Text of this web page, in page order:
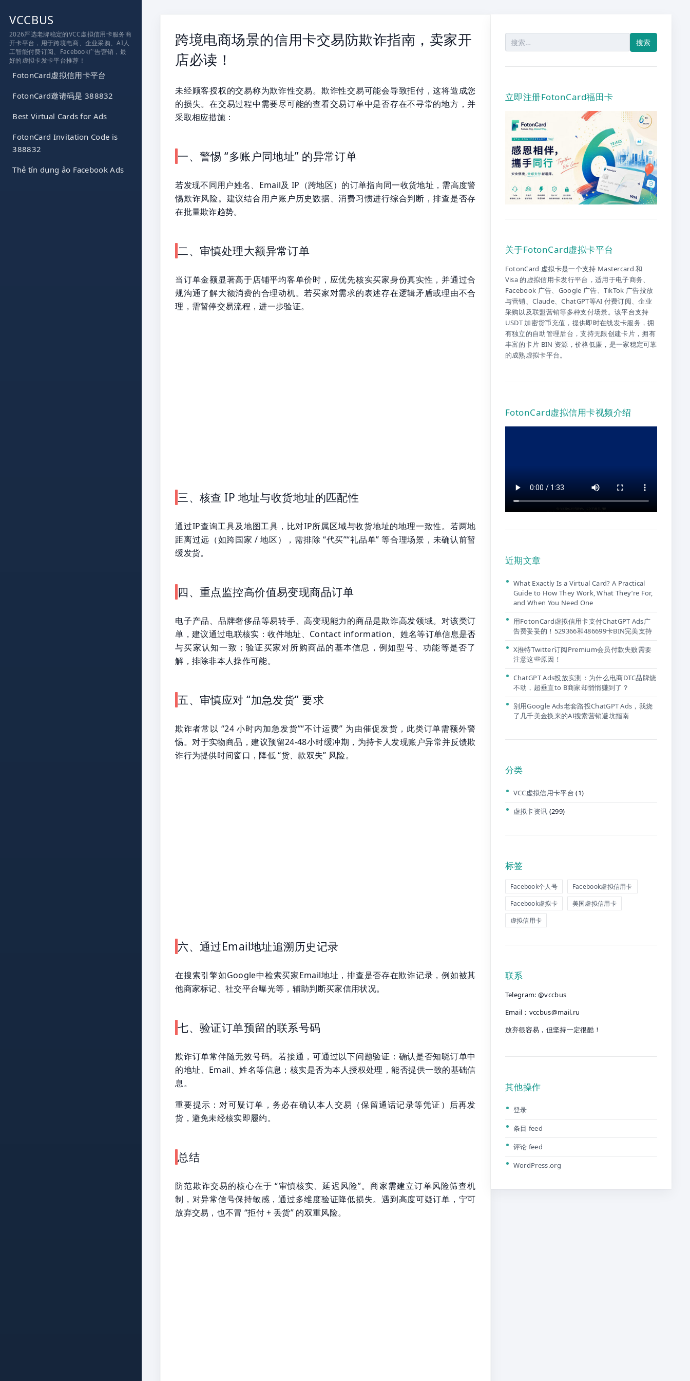
VCCBUS
2026严选老牌稳定的VCC虚拟信用卡服务商
开卡平台，用于跨境电商、企业采购、AI人
工智能付费订阅、Facebook广告营销，最
好的虚拟卡发卡平台推荐！
FotonCard虚拟信用卡平台
FotonCard邀请码是 388832
Best Virtual Cards for Ads
FotonCard Invitation Code is
388832
Thẻ tín dụng ảo Facebook Ads
跨境电商场景的信用卡交易防欺诈指南，卖家开
店必读！
未经顾客授权的交易称为欺诈性交易。欺诈性交易可能会导致拒付，这将造成您
的损失。在交易过程中需要尽可能的查看交易订单中是否存在不寻常的地方，并
采取相应措施：
一、警惕 “多账户同地址” 的异常订单
若发现不同用户姓名、Email及 IP（跨地区）的订单指向同一收货地址，需高度警
惕欺诈风险。建议结合用户账户历史数据、消费习惯进行综合判断，排查是否存
在批量欺诈趋势。
二、审慎处理大额异常订单
当订单金额显著高于店铺平均客单价时，应优先核实买家身份真实性，并通过合
规沟通了解大额消费的合理动机。若买家对需求的表述存在逻辑矛盾或理由不合
理，需暂停交易流程，进一步验证。
三、核查 IP 地址与收货地址的匹配性
通过IP查询工具及地图工具，比对IP所属区域与收货地址的地理一致性。若两地
距离过远（如跨国家 / 地区），需排除 “代买”“礼品单” 等合理场景，未确认前暂
缓发货。
四、重点监控高价值易变现商品订单
电子产品、品牌奢侈品等易转手、高变现能力的商品是欺诈高发领域。对该类订
单，建议通过电联核实：收件地址、Contact information、姓名等订单信息是否
与买家认知一致；验证买家对所购商品的基本信息，例如型号、功能等是否了
解，排除非本人操作可能。
五、审慎应对 “加急发货” 要求
欺诈者常以 “24 小时内加急发货”“不计运费” 为由催促发货，此类订单需额外警
惕。对于实物商品，建议预留24-48小时缓冲期，为持卡人发现账户异常并反馈欺
诈行为提供时间窗口，降低 “货、款双失” 风险。
六、通过Email地址追溯历史记录
在搜索引擎如Google中检索买家Email地址，排查是否存在欺诈记录，例如被其
他商家标记、社交平台曝光等，辅助判断买家信用状况。
七、验证订单预留的联系号码
欺诈订单常伴随无效号码。若接通，可通过以下问题验证：确认是否知晓订单中
的地址、Email、姓名等信息；核实是否为本人授权处理，能否提供一致的基础信
息。
重要提示：对可疑订单，务必在确认本人交易（保留通话记录等凭证）后再发
货，避免未经核实即履约。
总结
防范欺诈交易的核心在于 “审慎核实、延迟风险”。商家需建立订单风险筛查机
制，对异常信号保持敏感，通过多维度验证降低损失。遇到高度可疑订单，宁可
放弃交易，也不冒 “拒付 + 丢货” 的双重风险。
索：
立即注册FotonCard福田卡
关于FotonCard虚拟卡平台
FotonCard 虚拟卡是一个支持 Mastercard 和
Visa 的虚拟信用卡发行平台，适用于电子商务、
Facebook 广告、Google 广告、TikTok 广告投放
与营销、Claude、ChatGPT等AI 付费订阅、企业
采购以及联盟营销等多种支付场景。该平台支持
USDT 加密货币充值，提供即时在线发卡服务，拥
有独立的自助管理后台，支持无限创建卡片，拥有
丰富的卡片 BIN 资源，价格低廉，是一家稳定可靠
的成熟虚拟卡平台。
FotonCard虚拟信用卡视频介绍
近期文章
What Exactly Is a Virtual Card? A Practical
Guide to How They Work, What They’re For,
and When You Need One
用FotonCard虚拟信用卡支付ChatGPT Ads广
告费妥妥的！529366和486699卡BIN完美支持
X推特Twitter订阅Premium会员付款失败需要
注意这些原因！
ChatGPT Ads投放实测：为什么电商DTC品牌烧
不动，超垂直to B商家却悄悄赚到了？
别用Google Ads老套路投ChatGPT Ads，我烧
了几千美金换来的AI搜索营销避坑指南
分类
VCC虚拟信用卡平台 (1)
虚拟卡资讯 (299)
标签
Facebook个人号
Facebook虚拟信用卡
Facebook虚拟卡
美国虚拟信用卡
虚拟信用卡
联系
Telegram: @vccbus
Email： vccbus@mail.ru
放弃很容易，但坚持一定很酷！
其他操作
登录
条目 feed
评论 feed
WordPress.org